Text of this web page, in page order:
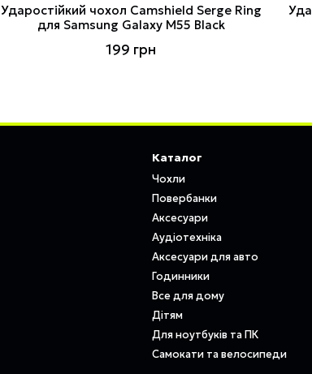
Ударостійкий чохол Camshield Serge Ring
для Samsung Galaxy M55 Black
199 грн
Каталог
Чохли
Повербанки
Аксесуари
Аудіотехніка
Аксесуари для авто
Годинники
Все для дому
Дітям
Для ноутбуків та ПК
Самокати та велосипеди